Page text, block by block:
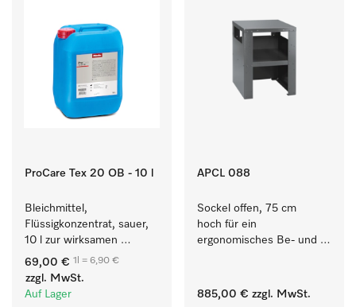
ProCare Tex 20 OB - 10 l
Bleichmittel,
Flüssigkonzentrat, sauer,
10 l zur wirksamen
Entfernung von
hartnäckigen Flecken.
69,00 € 1l = 6,90 €
zzgl. MwSt.
Auf Lager
APCL 088
Sockel offen, 75 cm
hoch für ein
ergonomisches Be- und
Trockner.
885,00 € zzgl. MwSt.